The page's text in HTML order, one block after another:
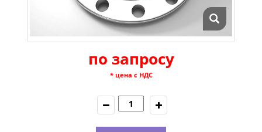
по запросу
* цена с НДС